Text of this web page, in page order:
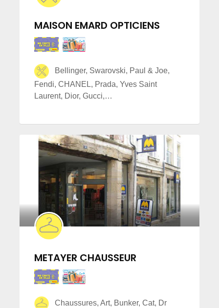
MAISON EMARD OPTICIENS
Bellinger, Swarovski, Paul & Joe,
Fendi, CHANEL, Prada, Yves Saint
Laurent, Dior, Gucci,…
METAYER CHAUSSEUR
Chaussures, Art, Bunker, Cat, Dr